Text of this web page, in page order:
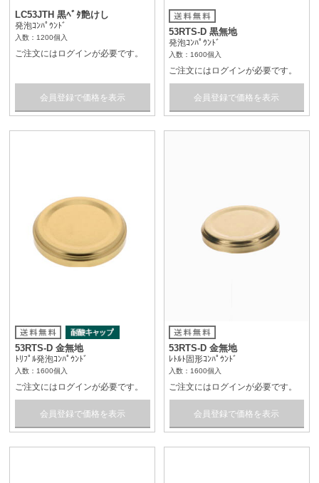
LC53JTH 黒ﾍﾞﾀ艶けし
発泡ｺﾝﾊﾟｳﾝﾄﾞ
入数：1200個入
ご注文にはログインが必要です。
会員登録で価格を表示
53RTS-D 黒無地
発泡ｺﾝﾊﾟｳﾝﾄﾞ
入数：1600個入
ご注文にはログインが必要です。
会員登録で価格を表示
53RTS-D 金無地
ﾄﾘﾌﾟﾙ発泡ｺﾝﾊﾟｳﾝﾄﾞ
入数：1600個入
ご注文にはログインが必要です。
会員登録で価格を表示
53RTS-D 金無地
ﾚﾄﾙﾄ固形ｺﾝﾊﾟｳﾝﾄﾞ
入数：1600個入
ご注文にはログインが必要です。
会員登録で価格を表示